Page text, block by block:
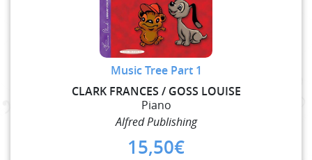
Music Tree Part 1
CLARK FRANCES / GOSS LOUISE
Piano
Alfred Publishing
15,50€